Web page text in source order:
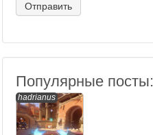
Популярные посты:
hadrianus